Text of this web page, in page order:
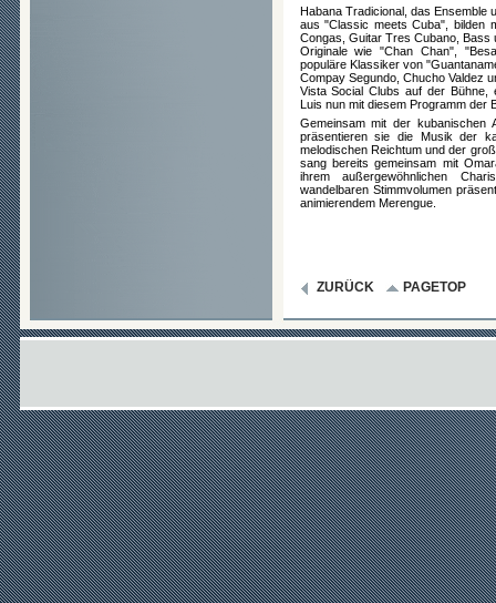
Habana Tradicional, das Ensemble
aus "Classic meets Cuba", bilden
Congas, Guitar Tres Cubano, Bass
Originale wie "Chan Chan",
populäre Klassiker von
Compay Segundo, Chucho Valdez
Vista Social Clubs auf der Bühne,
Luis nun mit diesem Programm der
Gemeinsam mit der kubanischen
präsentieren sie die Musik der
melodischen Reichtum und der
sang bereits gemeinsam mit
ihrem außergewöhnlichen
wandelbaren Stimmvolumen
animierendem Merengue.
ZURÜCK PAGETOP